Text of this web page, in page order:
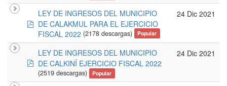
pdf
LEY DE INGRESOS DEL MUNICIPIO
DE CALAKMUL PARA EL EJERCICIO
FISCAL 2022 (2178 descargas) Popular
24 Dic 2021
pdf
LEY DE INGRESOS DEL MUNICIPIO
DE CALKINÍ EJERCICIO FISCAL 2022
(2519 descargas) Popular
24 Dic 2021